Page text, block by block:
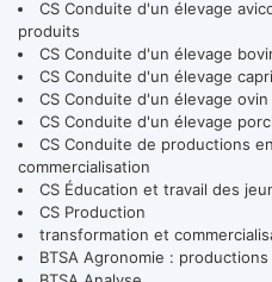
CS Conduite d'un élevage
produits
CS Conduite d'un élevage
CS Conduite d'un élevage
CS Conduite d'un élevage ovin
CS Conduite d'un élevage
CS Conduite de productions
commercialisation
CS Éducation et travail des
CS Production
transformation et
BTSA Agronomie :